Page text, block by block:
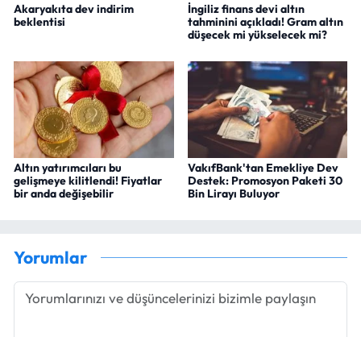
Akaryakıta dev indirim
beklentisi
İngiliz finans devi altın
tahminini açıkladı! Gram altın
düşecek mi yükselecek mi?
Altın yatırımcıları bu
gelişmeye kilitlendi! Fiyatlar
bir anda değişebilir
VakıfBank'tan Emekliye Dev
Destek: Promosyon Paketi 30
Bin Lirayı Buluyor
Yorumlar